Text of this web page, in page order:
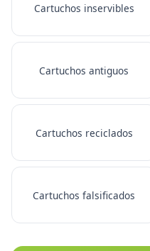
Cartuchos inservibles
Cartuchos antiguos
Cartuchos reciclados
Cartuchos falsificados